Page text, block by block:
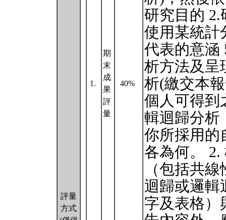
評量
方式
1.
期
末
成
果
評
量
40%
研究目的 2.
使用某統計
代表的意涵
析方法及呈
析(繳交本
個人可得到
輯迴歸分析
你所採用的
各為何。
（包括共
迴歸或邏輯
字及表格）